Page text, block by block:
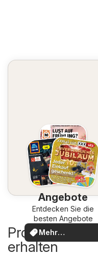
Angebote
Entdecken Sie die
besten Angebote
Mehr
entdecken
Produkte, die
erhalten